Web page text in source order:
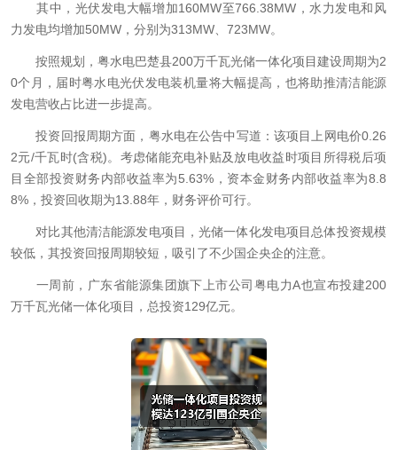
其中，光伏发电大幅增加160MW至766.38MW，水力发电和风
力发电均增加50MW，分别为313MW、723MW。
按照规划，粤水电巴楚县200万千瓦光储一体化项目建设周期为2
0个月，届时粤水电光伏发电装机量将大幅提高，也将助推清洁能源
发电营收占比进一步提高。
投资回报周期方面，粤水电在公告中写道：该项目上网电价0.26
2元/千瓦时(含税)。考虑储能充电补贴及放电收益时项目所得税后项
目全部投资财务内部收益率为5.63%，资本金财务内部收益率为8.8
8%，投资回收期为13.88年，财务评价可行。
对比其他清洁能源发电项目，光储一体化发电项目总体投资规模
较低，其投资回报周期较短，吸引了不少国企央企的注意。
一周前，广东省能源集团旗下上市公司粤电力A也宣布投建200
万千瓦光储一体化项目，总投资129亿元。